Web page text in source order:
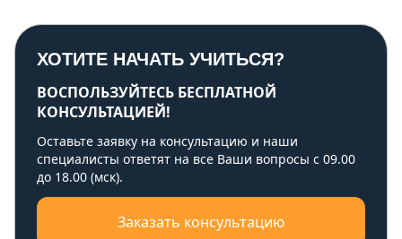
ХОТИТЕ НАЧАТЬ УЧИТЬСЯ?
ВОСПОЛЬЗУЙТЕСЬ БЕСПЛАТНОЙ
КОНСУЛЬТАЦИЕЙ!
Оставьте заявку на консультацию и наши
специалисты ответят на все Ваши вопросы с 09.00
до 18.00 (мск).
Заказать консультацию